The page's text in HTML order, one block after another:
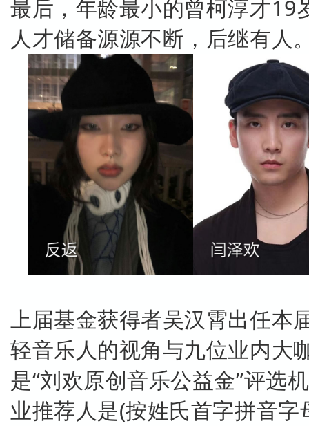
最后，年龄最小的曾柯淳才19
人才储备源源不断，后继有人
上届基金获得者吴汉霄出任本
轻音乐人的视角与九位业内大
是“刘欢原创音乐公益金”评选
业推荐人是(按姓氏首字拼音